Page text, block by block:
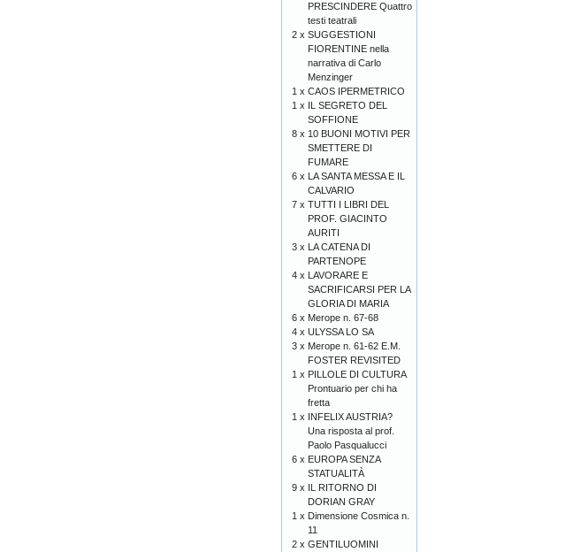
PRESCINDERE Quattro
testi teatrali
2 x SUGGESTIONI
FIORENTINE nella
narrativa di Carlo
Menzinger
1 x CAOS IPERMETRICO
1 x IL SEGRETO DEL
SOFFIONE
8 x 10 BUONI MOTIVI PER
SMETTERE DI
FUMARE
6 x LA SANTA MESSA E IL
CALVARIO
7 x TUTTI I LIBRI DEL
PROF. GIACINTO
AURITI
3 x LA CATENA DI
PARTENOPE
4 x LAVORARE E
SACRIFICARSI PER LA
GLORIA DI MARIA
6 x Merope n. 67-68
4 x ULYSSA LO SA
3 x Merope n. 61-62 E.M.
FOSTER REVISITED
1 x PILLOLE DI CULTURA
Prontuario per chi ha
fretta
1 x INFELIX AUSTRIA?
Una risposta al prof.
Paolo Pasqualucci
6 x EUROPA SENZA
STATUALITÀ
9 x IL RITORNO DI
DORIAN GRAY
1 x Dimensione Cosmica n.
11
2 x GENTILUOMINI